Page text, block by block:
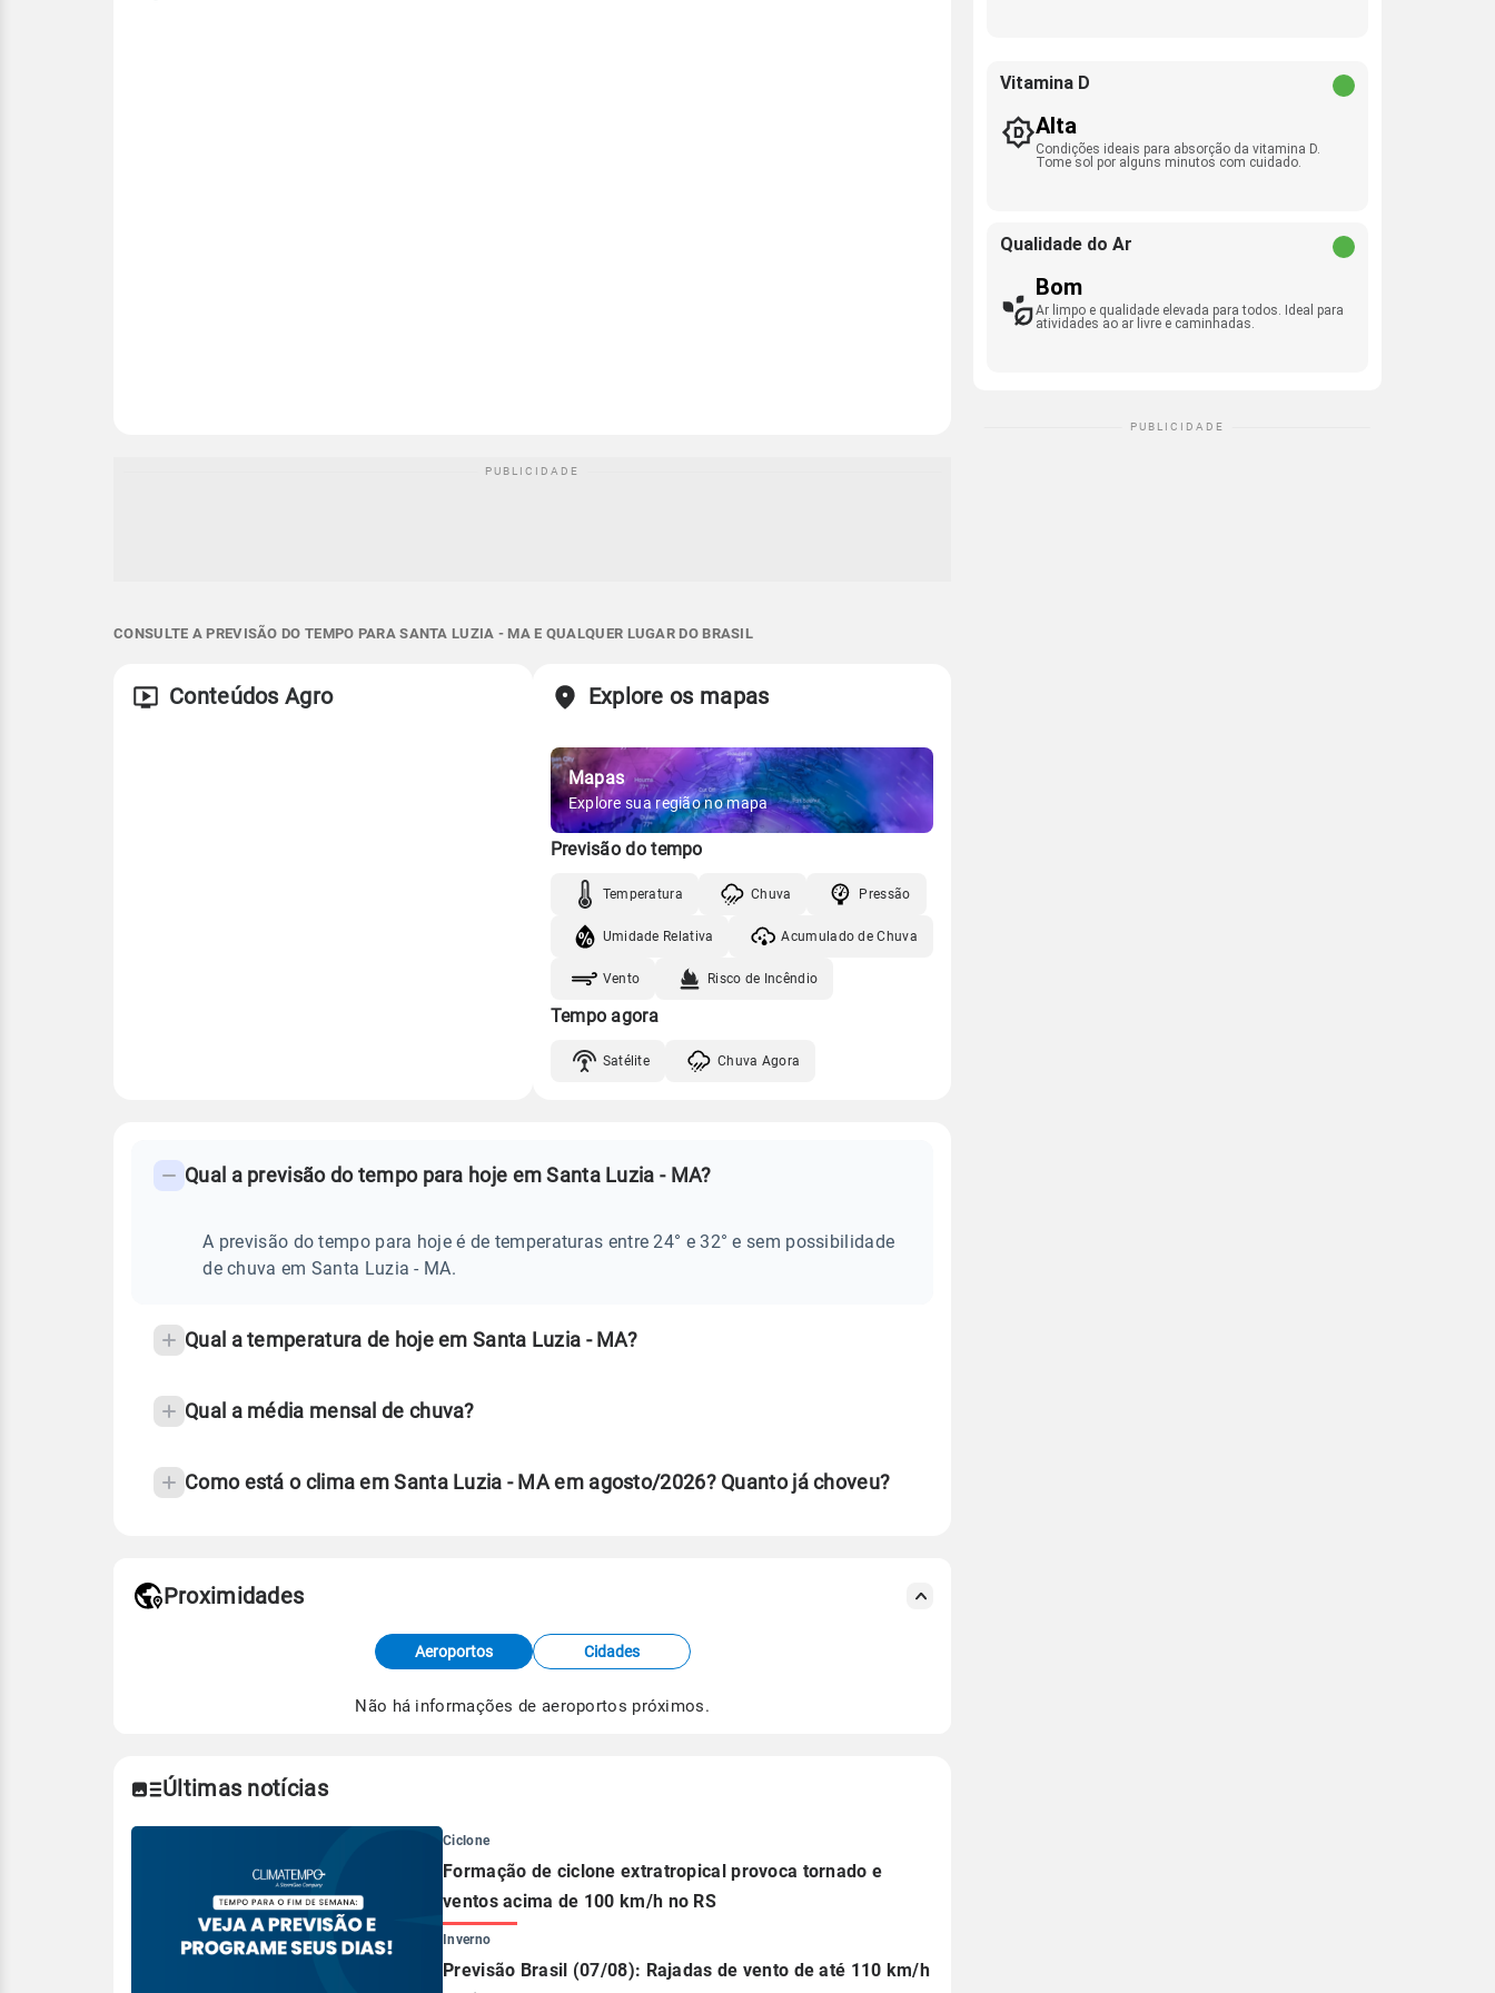
CONSULTE A PREVISÃO DO TEMPO PARA SANTA LUZIA - MA E QUALQUER LUGAR DO BRASIL
Conteúdos Agro Explore os mapas
Mapas
Explore sua região no mapa
Previsão do tempo
Temperatura Chuva Pressão
Umidade Relativa Acumulado de Chuva
Vento Risco de Incêndio
Tempo agora
Satélite Chuva Agora
PREVISÃO
frequentes
temperatura
Qual a previsão do tempo para hoje em Santa Luzia - MA?
A previsão do tempo para hoje é de temperaturas entre 24° e 32° e sem possibilidade
de chuva em Santa Luzia - MA.
Qual a temperatura de hoje em Santa Luzia - MA?
Qual a média mensal de chuva?
Como está o clima em Santa Luzia - MA em agosto/2026? Quanto já choveu?
de Tempo e Estudos Climáticos (CPTEC).
Proximidades
Aeroportos Cidades
Não há informações de aeroportos próximos.
Últimas notícias
Ciclone
Formação de ciclone extratropical provoca tornado e
ventos acima de 100 km/h no RS
Inverno
Previsão Brasil (07/08): Rajadas de vento de até 110 km/h
Vitamina D
Alta
Condições ideais para absorção da vitamina D.
Tome sol por alguns minutos com cuidado.
Qualidade do Ar
Bom
Ar limpo e qualidade elevada para todos. Ideal para
atividades ao ar livre e caminhadas.